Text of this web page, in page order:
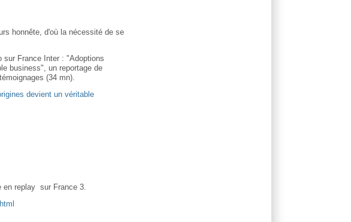
honnête, d'où la nécessité de se
sur France Inter : "Adoptions
business", un reportage de
(34 mn).
devient un véritable
en replay sur France 3.